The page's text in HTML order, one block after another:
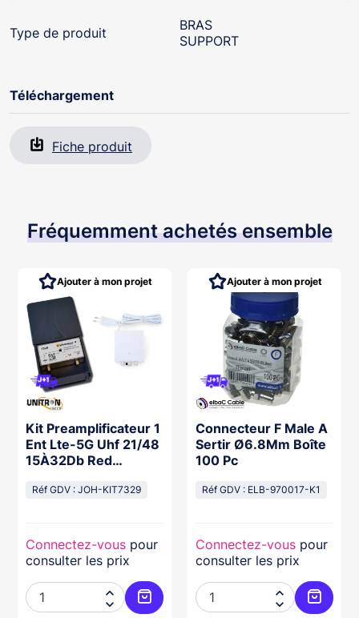
Type de produit
BRAS
SUPPORT
Téléchargement
Fiche produit
Fréquemment achetés ensemble
Kit Preamplificateur 1
Ent Lte-5G Uhf 21/48
15À32Db Red
Réf GDV : JOH-KIT7329
Connectez-vous pour
consulter les prix


Ajouter à mon projet
Connecteur F Male A
Sertir Ø6.8Mm Boîte
100 Pc
Réf GDV : ELB-970017-K1
Connectez-vous pour
consulter les prix


Ajouter à mon projet